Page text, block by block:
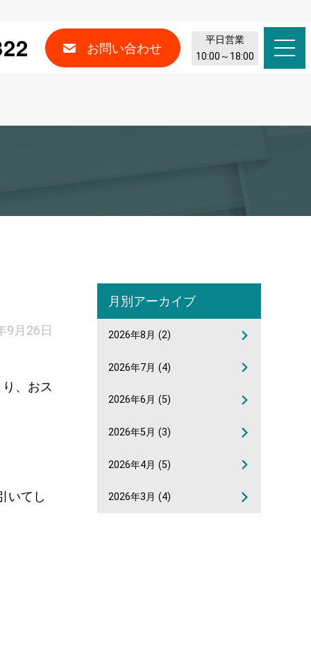
お問い合わせ
平日営業
10:00～18:00
9月26日
、おス
いてし
月別アーカイブ
2026年8月 (2)
2026年7月 (4)
2026年6月 (5)
2026年5月 (3)
2026年4月 (5)
2026年3月 (4)